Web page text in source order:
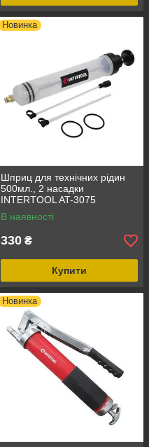
Новинка
Шприц для технічних рідин
500мл., 2 насадки
INTERTOOL AT-3075
В наявності
330 ₴
Купити
Новинка